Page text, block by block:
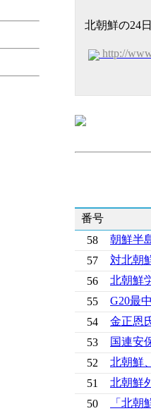
北朝鮮の24
http://
番号
58
朝鮮半
57
対北朝
56
北朝鮮
55
G20最
54
金正恩
53
国連安
52
北朝鮮
51
北朝鮮
50
「北